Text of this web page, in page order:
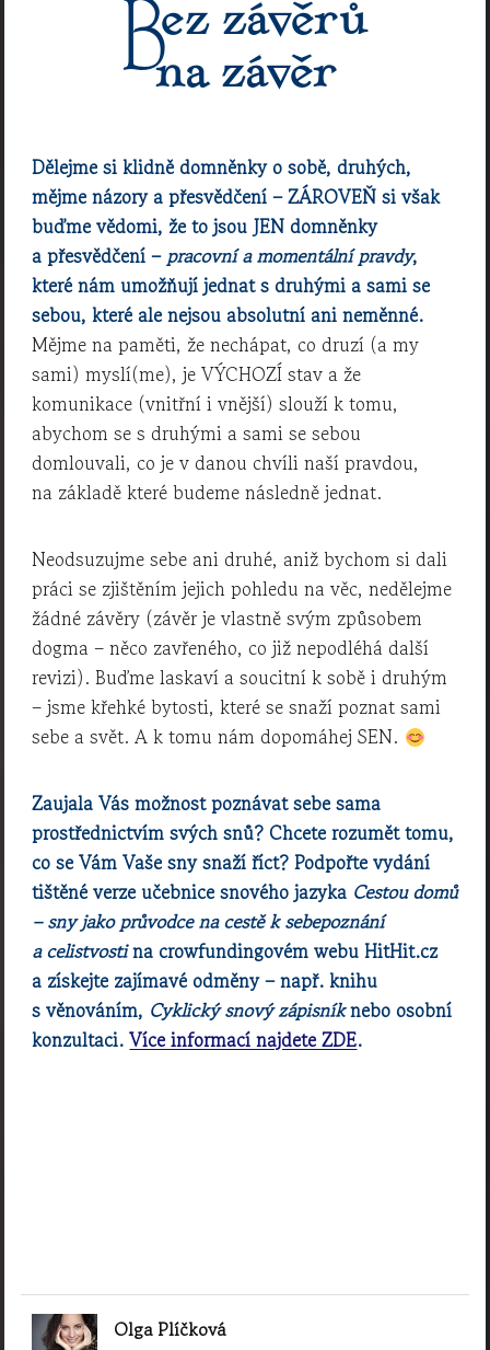
Bez závěrů
na závěr
Dělejme si klidně domněnky o sobě, druhých,
mějme názory a přesvědčení – ZÁROVEŇ si však
buďme vědomi, že to jsou JEN domněnky
a přesvědčení – pracovní a momentální pravdy,
které nám umožňují jednat s druhými a sami se
sebou, které ale nejsou absolutní ani neměnné.
Mějme na paměti, že nechápat, co druzí (a my
sami) myslí(me), je VÝCHOZÍ stav a že
komunikace (vnitřní i vnější) slouží k tomu,
abychom se s druhými a sami se sebou
domlouvali, co je v danou chvíli naší pravdou,
na základě které budeme následně jednat.
Neodsuzujme sebe ani druhé, aniž bychom si dali
práci se zjištěním jejich pohledu na věc, nedělejme
žádné závěry (závěr je vlastně svým způsobem
dogma – něco zavřeného, co již nepodléhá další
revizi). Buďme laskaví a soucitní k sobě i druhým
– jsme křehké bytosti, které se snaží poznat sami
sebe a svět. A k tomu nám dopomáhej SEN.
Zaujala Vás možnost poznávat sebe sama
prostřednictvím svých snů? Chcete rozumět tomu,
co se Vám Vaše sny snaží říct? Podpořte vydání
tištěné verze učebnice snového jazyka Cestou domů
– sny jako průvodce na cestě k sebepoznání
a celistvostina crowfundingovém webu HitHit.cz
a získejte zajímavé odměny – např. knihu
s věnováním, Cyklický snový zápisníknebo osobní
konzultaci.Více informací najdete ZDE.
Olga Plíčková